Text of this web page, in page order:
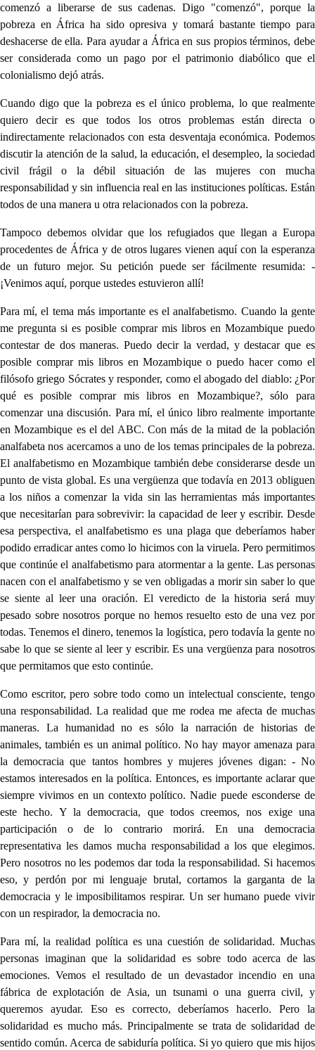
comenzó a liberarse de sus cadenas. Digo "comenzó", porque la
pobreza en África ha sido opresiva y tomará bastante tiempo para
deshacerse de ella. Para ayudar a África en sus propios términos, debe
ser considerada como un pago por el patrimonio diabólico que el
colonialismo dejó atrás.
Cuando digo que la pobreza es el único problema, lo que realmente
quiero decir es que todos los otros problemas están directa o
indirectamente relacionados con esta desventaja económica. Podemos
discutir la atención de la salud, la educación, el desempleo, la sociedad
civil frágil o la débil situación de las mujeres con mucha
responsabilidad y sin influencia real en las instituciones políticas. Están
todos de una manera u otra relacionados con la pobreza.
Tampoco debemos olvidar que los refugiados que llegan a Europa
procedentes de África y de otros lugares vienen aquí con la esperanza
de un futuro mejor. Su petición puede ser fácilmente resumida: -
¡Venimos aquí, porque ustedes estuvieron allí!
Para mí, el tema más importante es el analfabetismo. Cuando la gente
me pregunta si es posible comprar mis libros en Mozambique puedo
contestar de dos maneras. Puedo decir la verdad, y destacar que es
posible comprar mis libros en Mozambique o puedo hacer como el
filósofo griego Sócrates y responder, como el abogado del diablo: ¿Por
qué es posible comprar mis libros en Mozambique?, sólo para
comenzar una discusión. Para mí, el único libro realmente importante
en Mozambique es el del ABC. Con más de la mitad de la población
analfabeta nos acercamos a uno de los temas principales de la pobreza.
El analfabetismo en Mozambique también debe considerarse desde un
punto de vista global. Es una vergüenza que todavía en 2013 obliguen
a los niños a comenzar la vida sin las herramientas más importantes
que necesitarían para sobrevivir: la capacidad de leer y escribir. Desde
esa perspectiva, el analfabetismo es una plaga que deberíamos haber
podido erradicar antes como lo hicimos con la viruela. Pero permitimos
que continúe el analfabetismo para atormentar a la gente. Las personas
nacen con el analfabetismo y se ven obligadas a morir sin saber lo que
se siente al leer una oración. El veredicto de la historia será muy
pesado sobre nosotros porque no hemos resuelto esto de una vez por
todas. Tenemos el dinero, tenemos la logística, pero todavía la gente no
sabe lo que se siente al leer y escribir. Es una vergüenza para nosotros
que permitamos que esto continúe.
Como escritor, pero sobre todo como un intelectual consciente, tengo
una responsabilidad. La realidad que me rodea me afecta de muchas
maneras. La humanidad no es sólo la narración de historias de
animales, también es un animal político. No hay mayor amenaza para
la democracia que tantos hombres y mujeres jóvenes digan: - No
estamos interesados en la política. Entonces, es importante aclarar que
siempre vivimos en un contexto político. Nadie puede esconderse de
este hecho. Y la democracia, que todos creemos, nos exige una
participación o de lo contrario morirá. En una democracia
representativa les damos mucha responsabilidad a los que elegimos.
Pero nosotros no les podemos dar toda la responsabilidad. Si hacemos
eso, y perdón por mi lenguaje brutal, cortamos la garganta de la
democracia y le imposibilitamos respirar. Un ser humano puede vivir
con un respirador, la democracia no.
Para mí, la realidad política es una cuestión de solidaridad. Muchas
personas imaginan que la solidaridad es sobre todo acerca de las
emociones. Vemos el resultado de un devastador incendio en una
fábrica de explotación de Asia, un tsunami o una guerra civil, y
queremos ayudar. Eso es correcto, deberíamos hacerlo. Pero la
solidaridad es mucho más. Principalmente se trata de solidaridad de
sentido común. Acerca de sabiduría política. Si yo quiero que mis hijos